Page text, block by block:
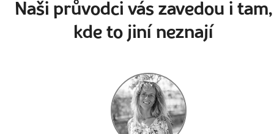
Naši průvodci vás zavedou i tam,
kde to jiní neznají